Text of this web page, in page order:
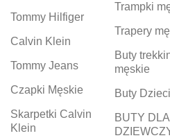
Tommy Hilfiger
Calvin Klein
Tommy Jeans
Czapki Męskie
Skarpetki Calvin
Klein
Trampki
Trapery
Buty
męskie
Buty
BUTY DLA